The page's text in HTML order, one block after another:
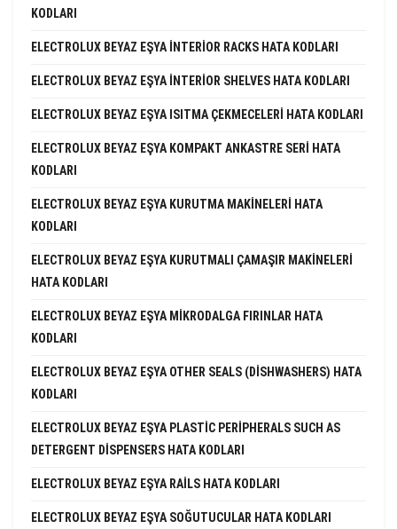
KODLARI
ELECTROLUX BEYAZ EŞYA INTERIOR RACKS HATA KODLARI
ELECTROLUX BEYAZ EŞYA INTERIOR SHELVES HATA KODLARI
ELECTROLUX BEYAZ EŞYA ISITMA ÇEKMECELERI HATA KODLARI
ELECTROLUX BEYAZ EŞYA KOMPAKT ANKASTRE SERI HATA
KODLARI
ELECTROLUX BEYAZ EŞYA KURUTMA MAKINELERI HATA
KODLARI
ELECTROLUX BEYAZ EŞYA KURUTMALI ÇAMAŞIR MAKINELERI
HATA KODLARI
ELECTROLUX BEYAZ EŞYA MIKRODALGA FIRINLAR HATA
KODLARI
ELECTROLUX BEYAZ EŞYA OTHER SEALS (DISHWASHERS) HATA
KODLARI
ELECTROLUX BEYAZ EŞYA PLASTIC PERIPHERALS SUCH AS
DETERGENT DISPENSERS HATA KODLARI
ELECTROLUX BEYAZ EŞYA RAILS HATA KODLARI
ELECTROLUX BEYAZ EŞYA SOĞUTUCULAR HATA KODLARI